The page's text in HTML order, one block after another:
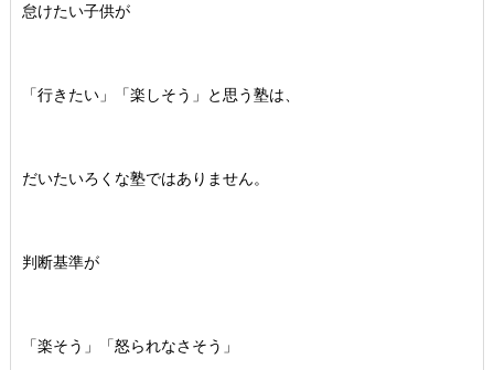
怠けたい子供が
「行きたい」「楽しそう」と思う塾は、
だいたいろくな塾ではありません。
判断基準が
「楽そう」「怒られなさそう」